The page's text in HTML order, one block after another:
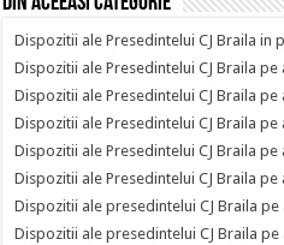
Dispozitii ale Presedintelui CJ Braila in
Dispozitii ale Presedintelui CJ Braila pe
Dispozitii ale Presedintelui CJ Braila pe
Dispozitii ale Presedintelui CJ Braila pe
Dispozitii ale Presedintelui CJ Braila pe
Dispozitii ale Presedintelui CJ Braila pe
Dispozitii ale presedintelui CJ Braila pe
Dispozitii ale presedintelui CJ Braila pe